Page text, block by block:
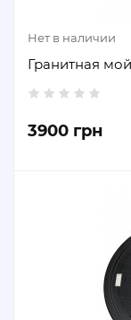
Нет в наличии
Гранитная
3900 грн